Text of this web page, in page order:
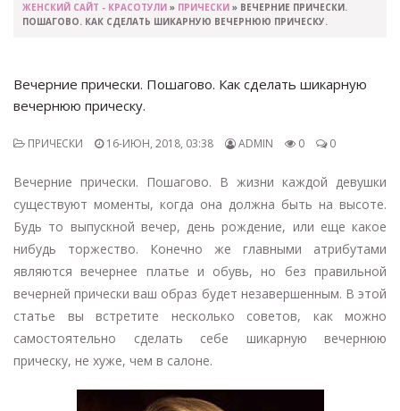
ЖЕНСКИЙ САЙТ - КРАСОТУЛИ » ПРИЧЕСКИ » ВЕЧЕРНИЕ ПРИЧЕСКИ.
ПОШАГОВО. КАК СДЕЛАТЬ ШИКАРНУЮ ВЕЧЕРНЮЮ ПРИЧЕСКУ.
Вечерние прически. Пошагово. Как сделать шикарную
вечернюю прическу.
ПРИЧЕСКИ 16-ИЮН, 2018, 03:38 ADMIN 0 0
Вечерние прически. Пошагово. В жизни каждой девушки
существуют моменты, когда она должна быть на высоте.
Будь то выпускной вечер, день рождение, или еще какое
нибудь торжество. Конечно же главными атрибутами
являются вечернее платье и обувь, но без правильной
вечерней прически ваш образ будет незавершенным. В этой
статье вы встретите несколько советов, как можно
самостоятельно сделать себе шикарную вечернюю
прическу, не хуже, чем в салоне.